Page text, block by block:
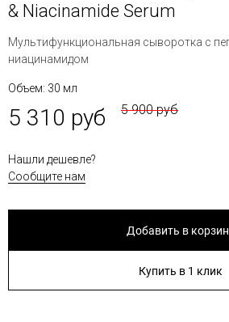
& Niacinamide Serum
Мультифункциональная сыворотка с
ниацинамидом
Объем: 30 мл
5 310 руб 5 900 руб
Нашли дешевле?
Сообщите нам
Добавить в
Купить в 1 клик